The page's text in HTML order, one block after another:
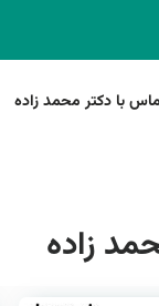
با دکتر محمد زاده
زاده